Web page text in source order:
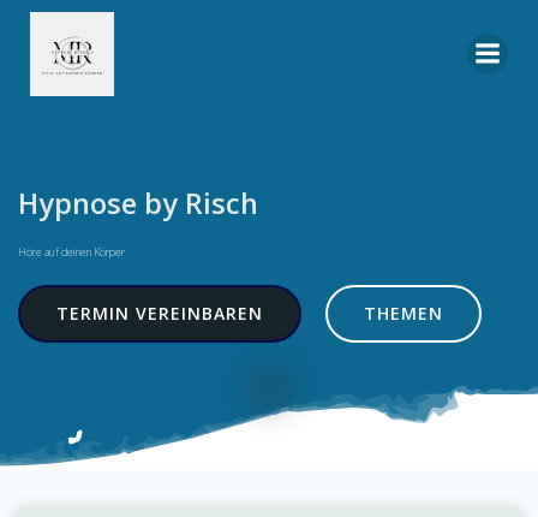
Hypnose by Risch
Höre auf deinen Körper
TERMIN VEREINBAREN THEMEN